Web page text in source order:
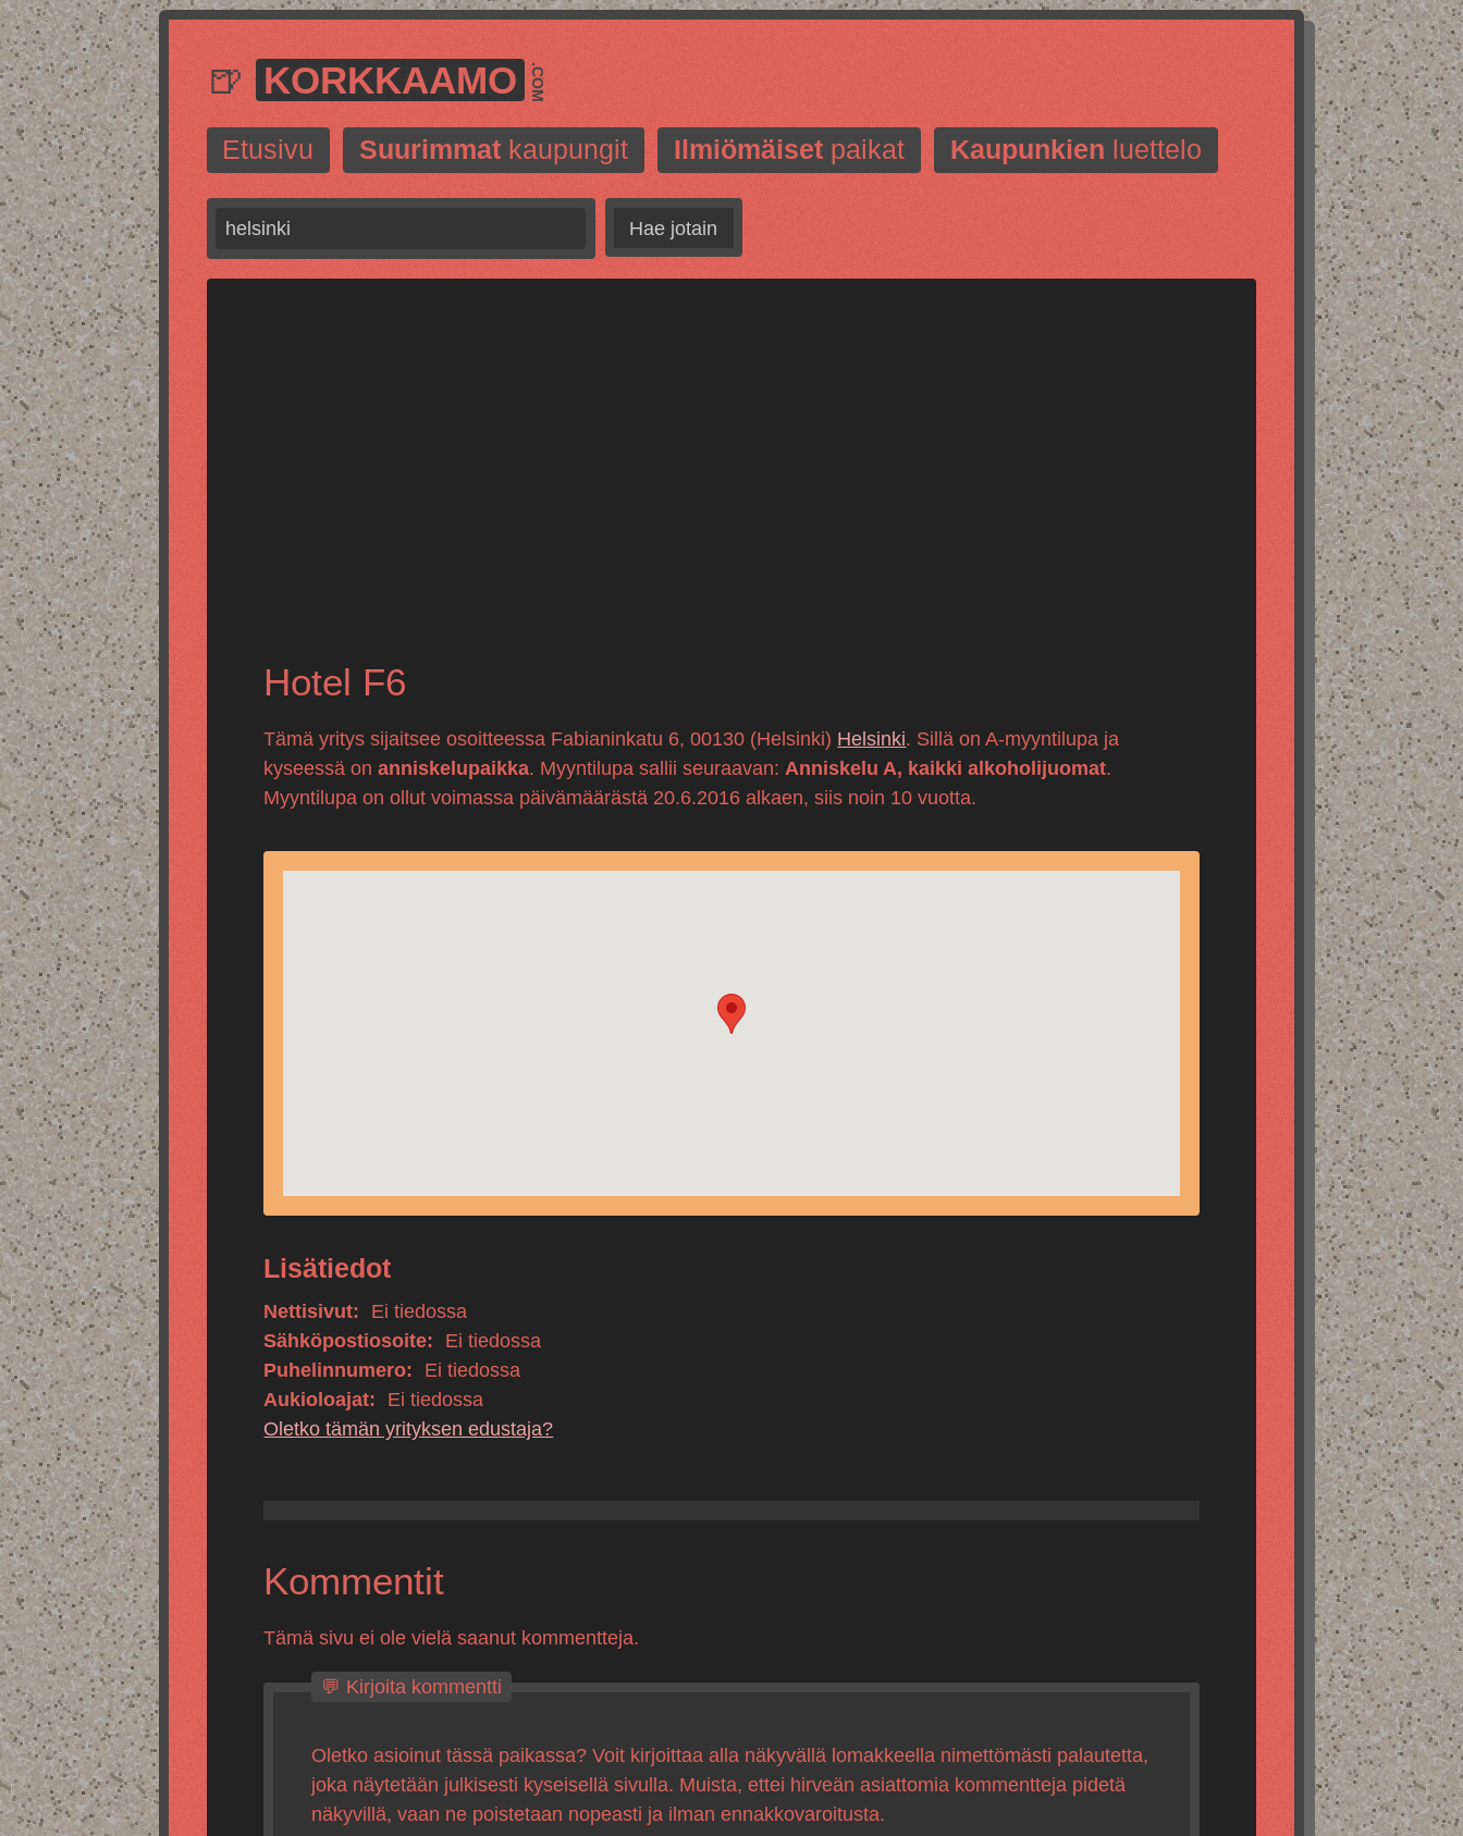
🍺 KORKKAAMO .COM
Etusivu Suurimmat kaupungit Ilmiömäiset paikat Kaupunkien luettelo
Hae jotain
Hotel F6
Tämä yritys sijaitsee osoitteessa Fabianinkatu 6, 00130 (Helsinki) Helsinki. Sillä on A-myyntilupa ja
kyseessä onanniskelupaikka. Myyntilupa sallii seuraavan: Anniskelu A, kaikki alkoholijuomat.
Myyntilupa on ollut voimassa päivämäärästä 20.6.2016 alkaen, siis noin 10 vuotta.
Lisätiedot
Nettisivut:
Ei tiedossa
Sähköpostiosoite:
Ei tiedossa
Puhelinnumero:
Ei tiedossa
Aukioloajat:
Ei tiedossa
Oletko tämän yrityksen edustaja?
Kommentit
Tämä sivu ei ole vielä saanut kommentteja.
💬 Kirjoita kommentti
Oletko asioinut tässä paikassa? Voit kirjoittaa alla näkyvällä lomakkeella nimettömästi palautetta,
joka näytetään julkisesti kyseisellä sivulla. Muista, ettei hirveän asiattomia kommentteja pidetä
näkyvillä, vaan ne poistetaan nopeasti ja ilman ennakkovaroitusta.